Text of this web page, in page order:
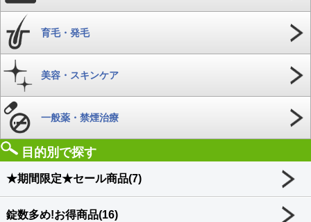
育毛・発毛
美容・スキンケア
一般薬・禁煙治療
目的別で探す
★期間限定★セール商品(7)
錠数多め!お得商品(16)